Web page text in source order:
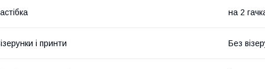
на 2
і принти Без